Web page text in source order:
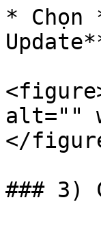
* Chọn
alt=""
</
### 3)